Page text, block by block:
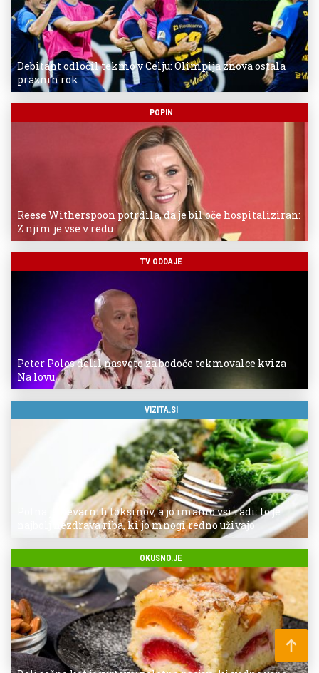
Debitant odločil tekmo v Celju: Olimpija znova ostala
praznih rok
POPIN
Reese Witherspoon potrdila, da je bil oče hospitaliziran:
Z njim je vse v redu
TV ODDAJE
Peter Poles delil nasvete za bodoče tekmovalce kviza
Na lovu
VIZITA.SI
Polna je nevarnih toksinov, a jo imamo vsi radi: to je
najbolj nezdrava riba, ki jo mnogi redno uživajo
OKUSNO.JE